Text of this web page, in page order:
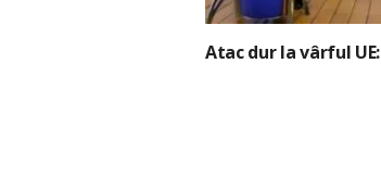
Atac dur la vârful UE: